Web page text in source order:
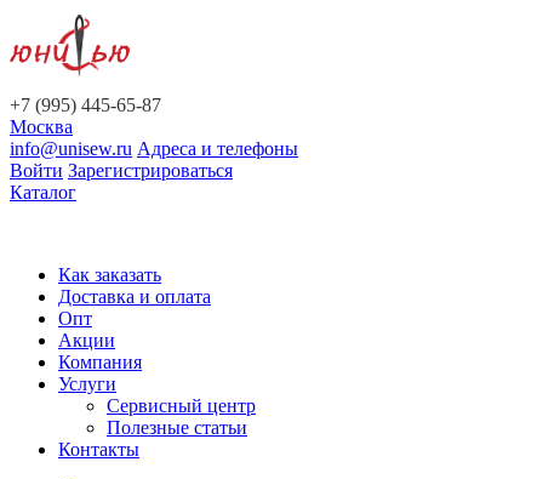
+7 (995) 445-65-87
Москва
info@unisew.ru Адреса и телефоны
Войти Зарегистрироваться
Каталог
Как заказать
Доставка и оплата
Опт
Акции
Компания
Услуги
Сервисный центр
Полезные статьи
Контакты